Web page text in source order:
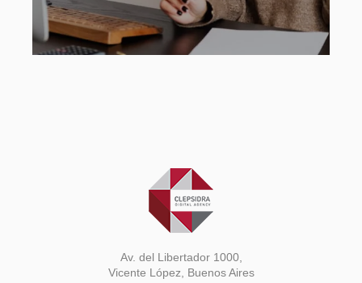
Av. del Libertador 1000,
Vicente López, Buenos Aires